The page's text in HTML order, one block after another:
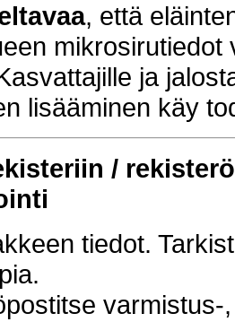
, että
ja
lisääminen käy
/
tiedot.